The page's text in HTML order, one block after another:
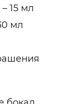
–15 мл
мл